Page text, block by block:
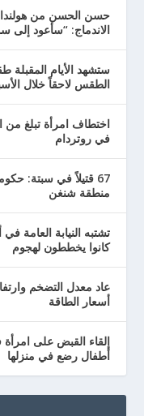
حسن الحسن من
الاندماج: “سأعود إلى
ستشهد الأيام المقبلة
الطقس لاحقاً خلال
في روتردام
67 قتيلاً في سبتة:
منطقة شنغن
تشتبه النيابة العامة
كانوا يخططون لهجوم
أسعار الطاقة
إلقاء القبض على
أطفال رضع في منزلها